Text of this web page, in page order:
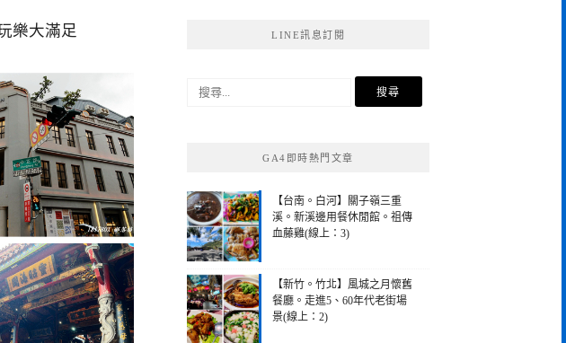
樂大滿足 LINE訊息訂閱
搜
GA4即時熱門文章
【台南。白河】關子嶺三重
溪。新溪邊用餐休閒館。祖傳
血藤雞(線上：3)
【新竹。竹北】風城之月懷舊
餐廳。走進5、60年代老街場
景(線上：2)